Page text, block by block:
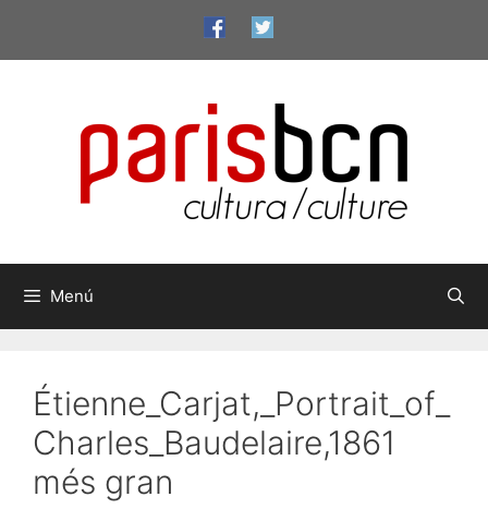
contingut
Menú
Étienne_Carjat,_Portrait_of_
Charles_Baudelaire,1861
més gran